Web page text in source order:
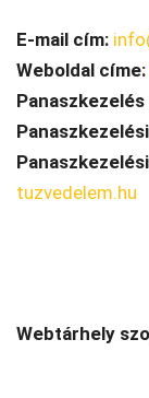
E-mail cím:
Weboldal címe:
tuzvedelem.hu
Webtárhely